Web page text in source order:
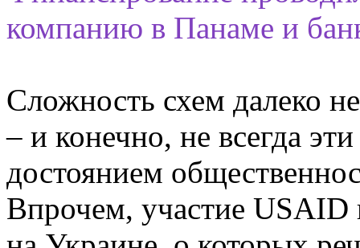
компанию в Панаме и
Сложность схем далеко
– и конечно, не всегда
достоянием
Впрочем, участие